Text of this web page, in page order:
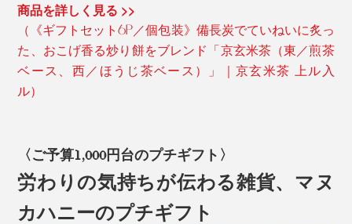
商品を詳しく見る >>
（《ギフトセット6P／個包装》備長炭でていねいに炙っ
た、おこげ香る炒り餅をブレンド「京玄米茶（東／煎茶
ベース、西／ほうじ茶ベース）」｜京玄米茶 上ル入
ル）
〈ご予算1,000円台のプチギフト〉
労わりの気持ちが伝わる雑貨、マヌ
カハニーのプチギフト